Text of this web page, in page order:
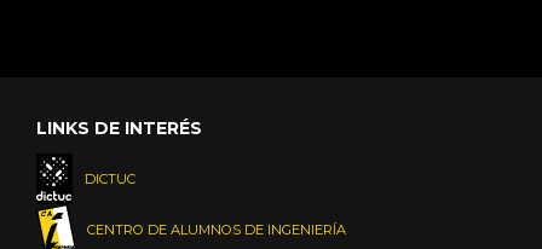
LINKS DE INTERÉS
DICTUC
CENTRO DE ALUMNOS DE INGENIERÍA